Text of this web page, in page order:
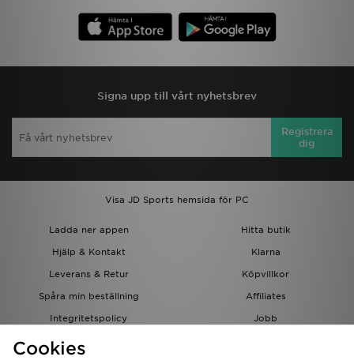
Signa upp till vårt nyhetsbrev
Registrera
dig
Visa JD Sports hemsida för PC
Ladda ner appen
Hitta butik
Hjälp & Kontakt
Klarna
Leverans & Retur
Köpvillkor
Spåra min beställning
Affiliates
Integritetspolicy
Jobb
JD-bloggen
Cookies